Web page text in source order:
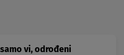
vi, odrođeni